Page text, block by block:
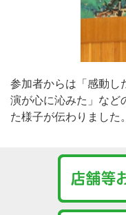
参加者からは「感動し
演が心に沁みた」など
た様子が伝わりました。